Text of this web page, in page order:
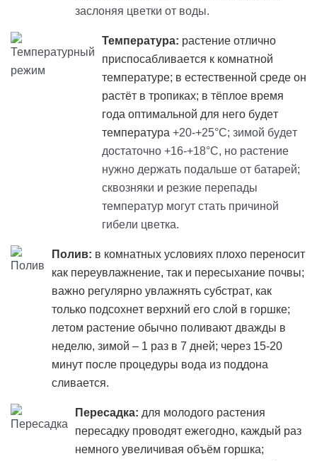
заслоняя цветки от воды.
Температура: растение отлично
приспосабливается к комнатной
температуре; в естественной среде он
растёт в тропиках; в тёплое время
года оптимальной для него будет
температура +20-+25°C; зимой будет
достаточно +16-+18°C, но растение
нужно держать подальше от батарей;
сквозняки и резкие перепады
температур могут стать причиной
гибели цветка.
Полив: в комнатных условиях плохо переносит
как переувлажнение, так и пересыхание почвы;
важно регулярно увлажнять субстрат, как
только подсохнет верхний его слой в горшке;
летом растение обычно поливают дважды в
неделю, зимой – 1 раз в 7 дней; через 15-20
минут после процедуры вода из поддона
сливается.
Пересадка: для молодого растения
пересадку проводят ежегодно, каждый раз
немного увеличивая объём горшка;